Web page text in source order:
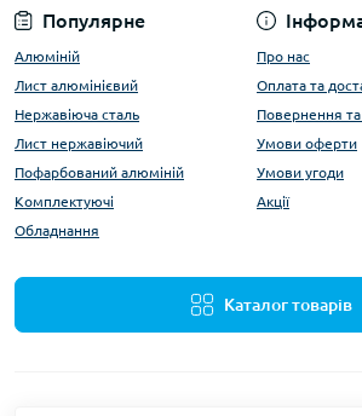
Популярне
Алюміній
Лист алюмінієвий
Нержавіюча сталь
Лист нержавіючий
Пофарбований алюміній
Комплектуючі
Обладнання
Про нас
Оплата та
Повернення
Умови оферти
Умови угоди
Акції
Каталог товарів